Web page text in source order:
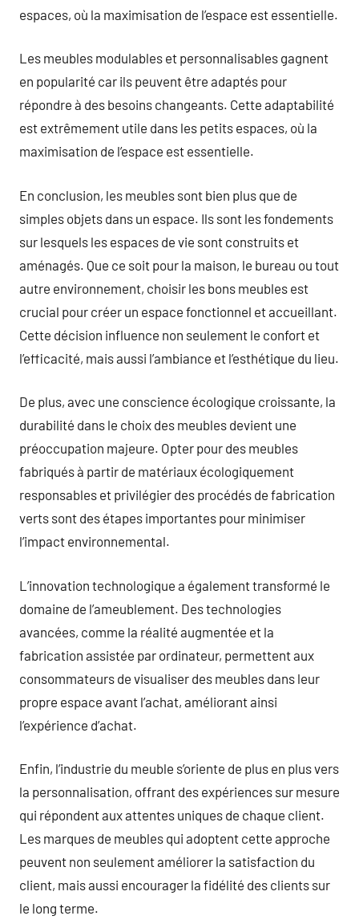
espaces, où la maximisation de l’espace est essentielle.
Les meubles modulables et personnalisables gagnent
en popularité car ils peuvent être adaptés pour
répondre à des besoins changeants. Cette adaptabilité
est extrêmement utile dans les petits espaces, où la
maximisation de l’espace est essentielle.
En conclusion, les meubles sont bien plus que de
simples objets dans un espace. Ils sont les fondements
sur lesquels les espaces de vie sont construits et
aménagés. Que ce soit pour la maison, le bureau ou tout
autre environnement, choisir les bons meubles est
crucial pour créer un espace fonctionnel et accueillant.
Cette décision influence non seulement le confort et
l’efficacité, mais aussi l’ambiance et l’esthétique du lieu.
De plus, avec une conscience écologique croissante, la
durabilité dans le choix des meubles devient une
préoccupation majeure. Opter pour des meubles
fabriqués à partir de matériaux écologiquement
responsables et privilégier des procédés de fabrication
verts sont des étapes importantes pour minimiser
l’impact environnemental.
L’innovation technologique a également transformé le
domaine de l’ameublement. Des technologies
avancées, comme la réalité augmentée et la
fabrication assistée par ordinateur, permettent aux
consommateurs de visualiser des meubles dans leur
propre espace avant l’achat, améliorant ainsi
l’expérience d’achat.
Enfin, l’industrie du meuble s’oriente de plus en plus vers
la personnalisation, offrant des expériences sur mesure
qui répondent aux attentes uniques de chaque client.
Les marques de meubles qui adoptent cette approche
peuvent non seulement améliorer la satisfaction du
client, mais aussi encourager la fidélité des clients sur
le long terme.